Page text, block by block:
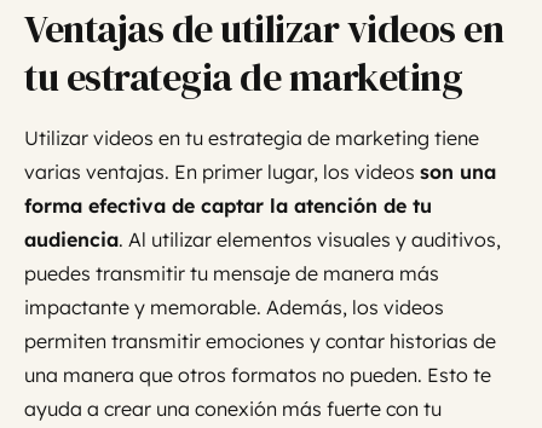
Ventajas de utilizar videos en
tu estrategia de marketing
Utilizar videos en tu estrategia de marketing tiene
varias ventajas. En primer lugar, los videos son una
forma efectiva de captar la atención de tu
audiencia. Al utilizar elementos visuales y auditivos,
puedes transmitir tu mensaje de manera más
impactante y memorable. Además, los videos
permiten transmitir emociones y contar historias de
una manera que otros formatos no pueden. Esto te
ayuda a crear una conexión más fuerte con tu